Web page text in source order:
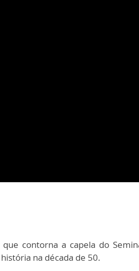
contorna a capela do
na década de 50.